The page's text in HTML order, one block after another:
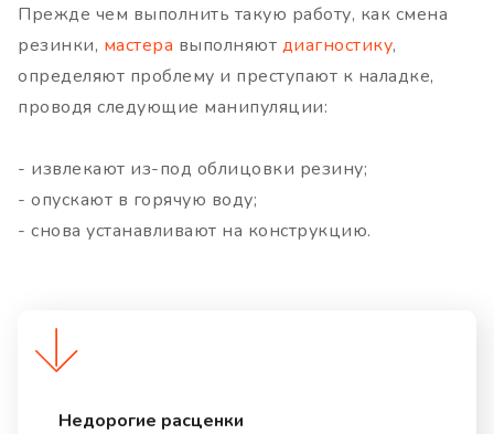
Прежде чем выполнить такую работу, как смена
резинки, мастера выполняют диагностику,
определяют проблему и преступают к наладке,
проводя следующие манипуляции:
- извлекают из-под облицовки резину;
- опускают в горячую воду;
- снова устанавливают на конструкцию.
Недорогие расценки